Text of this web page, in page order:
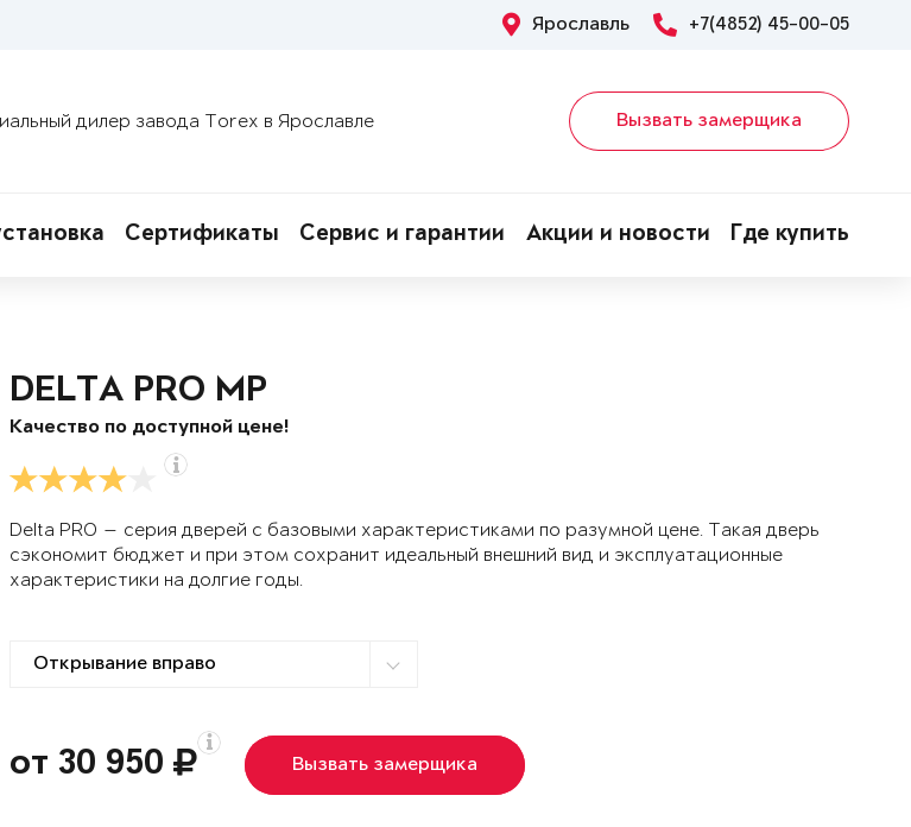
Ярославль +7(4852) 45-00-05
дилер завода Torex в Ярославле Вызвать замерщика
Сертификаты Сервис и гарантии Акции и новости Где купить
DELTA PRO MP
Качество по доступной цене!
Delta PRO — серия дверей с базовыми характеристиками по разумной цене. Такая дверь
сэкономит бюджет и при этом сохранит идеальный внешний вид и эксплуатационные
характеристики на долгие годы.
от 30 950 Вызвать замерщика